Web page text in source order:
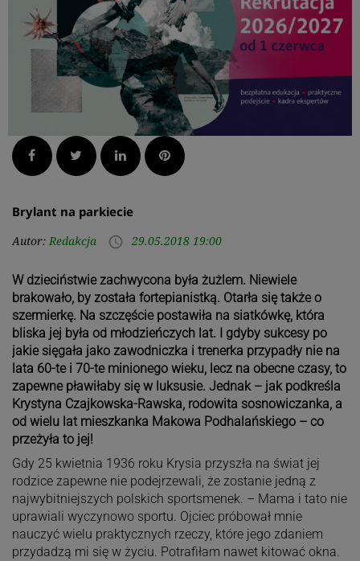
Facebook Twitter LinkedInPinterest
Brylant na parkiecie
Autor: Redakcja access_time 29.05.2018 19:00
W dzieciństwie zachwycona była żużlem. Niewiele
brakowało, by została fortepianistką. Otarła się także o
szermierkę. Na szczęście postawiła na siatkówkę, która
bliska jej była od młodzieńczych lat. I gdyby sukcesy po
jakie sięgała jako zawodniczka i trenerka przypadły nie na
lata 60-te i 70-te minionego wieku, lecz na obecne czasy, to
zapewne pławiłaby się w luksusie. Jednak – jak podkreśla
Krystyna Czajkowska-Rawska, rodowita sosnowiczanka, a
od wielu lat mieszkanka Makowa Podhalańskiego – co
przeżyła to jej!
Gdy 25 kwietnia 1936 roku Krysia przyszła na świat jej
rodzice zapewne nie podejrzewali, że zostanie jedną z
najwybitniejszych polskich sportsmenek. – Mama i tato nie
uprawiali wyczynowo sportu. Ojciec próbował mnie
nauczyć wielu praktycznych rzeczy, które jego zdaniem
przydadzą mi się w życiu. Potrafiłam nawet kitować okna.